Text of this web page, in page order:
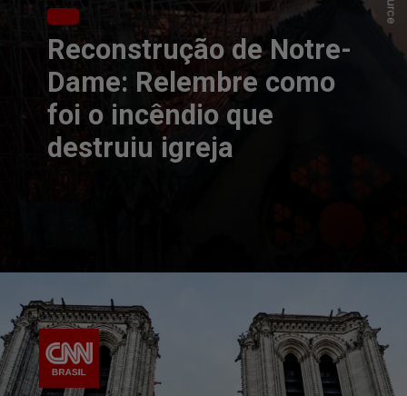
Reconstrução de Notre-
Dame: Relembre como
foi o incêndio que
destruiu igreja